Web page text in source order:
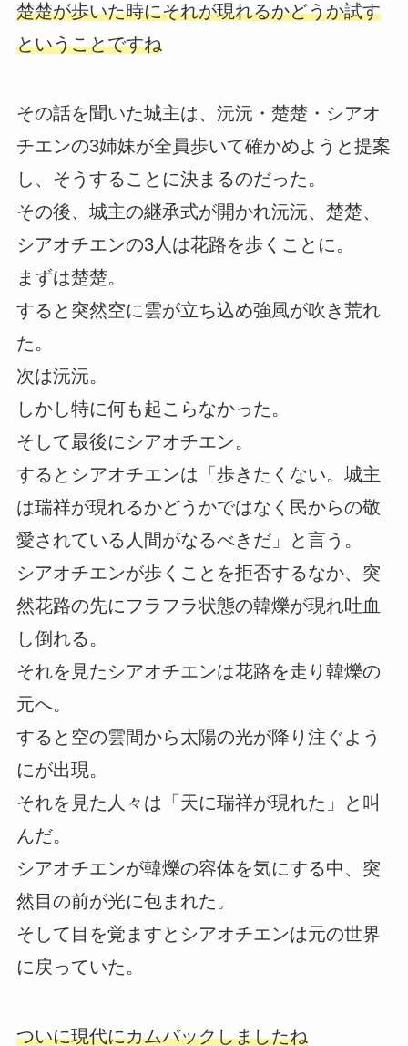
楚楚が歩いた時にそれが現れるかどうか試す
ということですね
その話を聞いた城主は、沅沅・楚楚・シアオ
チエンの3姉妹が全員歩いて確かめようと提案
し、そうすることに決まるのだった。
その後、城主の継承式が開かれ沅沅、楚楚、
シアオチエンの3人は花路を歩くことに。
まずは楚楚。
すると突然空に雲が立ち込め強風が吹き荒れ
た。
次は沅沅。
しかし特に何も起こらなかった。
そして最後にシアオチエン。
するとシアオチエンは「歩きたくない。城主
は瑞祥が現れるかどうかではなく民からの敬
愛されている人間がなるべきだ」と言う。
シアオチエンが歩くことを拒否するなか、突
然花路の先にフラフラ状態の韓爍が現れ吐血
し倒れる。
それを見たシアオチエンは花路を走り韓爍の
元へ。
すると空の雲間から太陽の光が降り注ぐよう
にが出現。
それを見た人々は「天に瑞祥が現れた」と叫
んだ。
シアオチエンが韓爍の容体を気にする中、突
然目の前が光に包まれた。
そして目を覚ますとシアオチエンは元の世界
に戻っていた。
ついに現代にカムバックしましたね